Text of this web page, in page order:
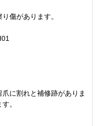
傷があります。
爪に割れと補修跡がありま
。